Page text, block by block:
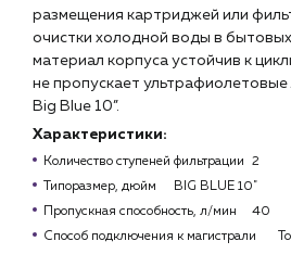
размещения картриджей или
очистки холодной воды в
материал корпуса устойчив к
не пропускает
Big Blue 10”.
Характеристики:
Количество ступеней фильтрации
2
Типоразмер, дюйм
BIG BLUE 10"
Пропускная способность, л/мин
40
Способ подключения к магистрали